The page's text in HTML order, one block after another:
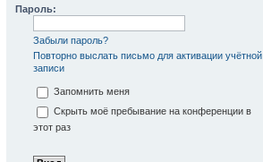
Пароль:
Забыли пароль?
Повторно выслать письмо для активации учётной
записи
Запомнить меня
Скрыть моё пребывание на конференции в
этот раз